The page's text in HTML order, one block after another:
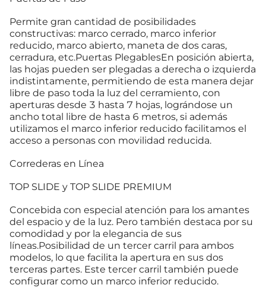
Permite gran cantidad de posibilidades
constructivas: marco cerrado, marco inferior
reducido, marco abierto, maneta de dos caras,
cerradura, etc.Puertas PlegablesEn posición abierta,
las hojas pueden ser plegadas a derecha o izquierda
indistintamente, permitiendo de esta manera dejar
libre de paso toda la luz del cerramiento, con
aperturas desde 3 hasta 7 hojas, lográndose un
ancho total libre de hasta 6 metros, si además
utilizamos el marco inferior reducido facilitamos el
acceso a personas con movilidad reducida.
Correderas en Línea
TOP SLIDE y TOP SLIDE PREMIUM
Concebida con especial atención para los amantes
del espacio y de la luz. Pero también destaca por su
comodidad y por la elegancia de sus
líneas.Posibilidad de un tercer carril para ambos
modelos, lo que facilita la apertura en sus dos
terceras partes. Este tercer carril también puede
configurar como un marco inferior reducido.